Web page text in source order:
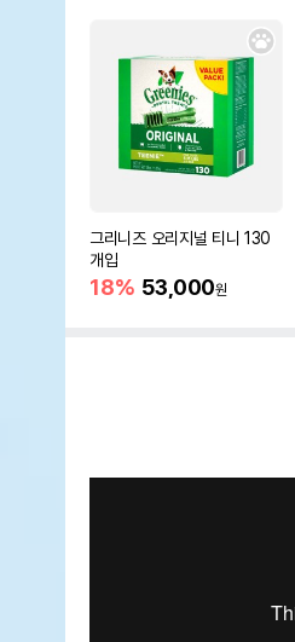
그리니즈 오리지널 티니 130
개입
18% 53,000원